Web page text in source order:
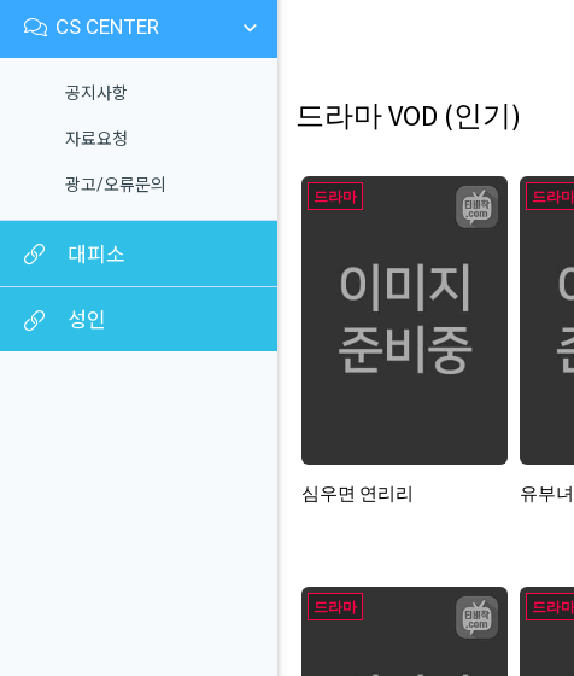
CS CENTER
공지사항
자료요청
광고/오류문의
대피소
성인
드라마 VOD (인기)
드라마
심우면 연리리
드라마
유부
드라마 드라마